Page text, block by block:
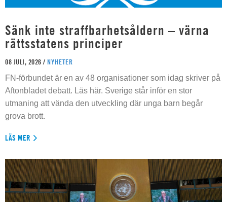
Sänk inte straffbarhetsåldern – värna
rättsstatens principer
08 JULI, 2026 / NYHETER
FN-förbundet är en av 48 organisationer som idag skriver på
Aftonbladet debatt. Läs här. Sverige står inför en stor
utmaning att vända den utveckling där unga barn begår
grova brott.
LÄS MER